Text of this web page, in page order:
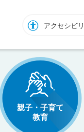
アクセシビ
親子・子育て
教育